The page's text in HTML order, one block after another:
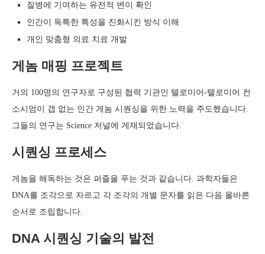
질병에 기여하는 유전적 변이 확인
인간이 독특한 특성을 진화시킨 방식 이해
개인 맞춤형 의료 치료 개발
게놈 매핑 프로젝트
거의 100명의 연구자로 구성된 협력 기관인 텔로미어-텔로미어 컨
소시엄이 갭 없는 인간 게놈 시퀀싱을 위한 노력을 주도했습니다.
그들의 연구는 Science 저널에 게재되었습니다.
시퀀싱 프로세스
게놈을 해독하는 것은 퍼즐을 푸는 것과 같습니다. 과학자들은
DNA를 조각으로 자르고 각 조각의 개별 문자를 읽은 다음 올바른
순서로 조립합니다.
DNA 시퀀싱 기술의 발전